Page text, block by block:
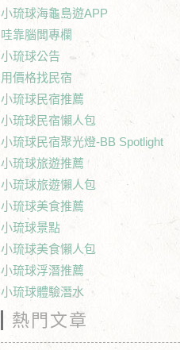
小琉球海龜島遊APP
哇靠腦闆專欄
小琉球公告
用價格找民宿
小琉球民宿推薦
小琉球民宿懶人包
小琉球民宿聚光燈-BB Spotlight
小琉球旅遊推薦
小琉球旅遊懶人包
小琉球美食推薦
小琉球景點
小琉球美食懶人包
小琉球浮潛推薦
小琉球體驗潛水
熱門文章